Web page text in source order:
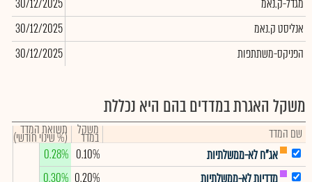
מגדל-ק.נאמ 30/12/2025
אנליסט ק.נאמ
30/12/2025
הפניקס-משתתפות
30/12/2025
משקל האגרת במדדים בהם היא נכללת
שם המדד משקל
במדד תשואת המדד
(% שינוי חודשי)
אג"ח לא-ממשלתיות
0.10%
0.28%
0.20%
0.30%